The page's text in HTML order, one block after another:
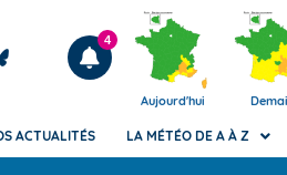
Articles
4
Aujourd'hui
ACTUALITÉS LA MÉTÉO DE A À Z